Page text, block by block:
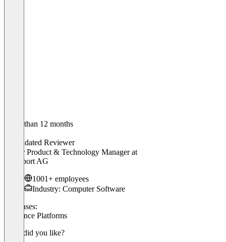
Older than 12 months
Validated Reviewer
Senior Product & Technology Managerat
Hypoport AG
1001+ employees
Industry: Computer Software
Use cases:
Freelance Platforms
What did you like?